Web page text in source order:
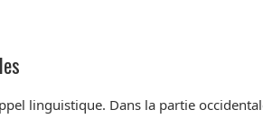
linguistique. Dans la partie